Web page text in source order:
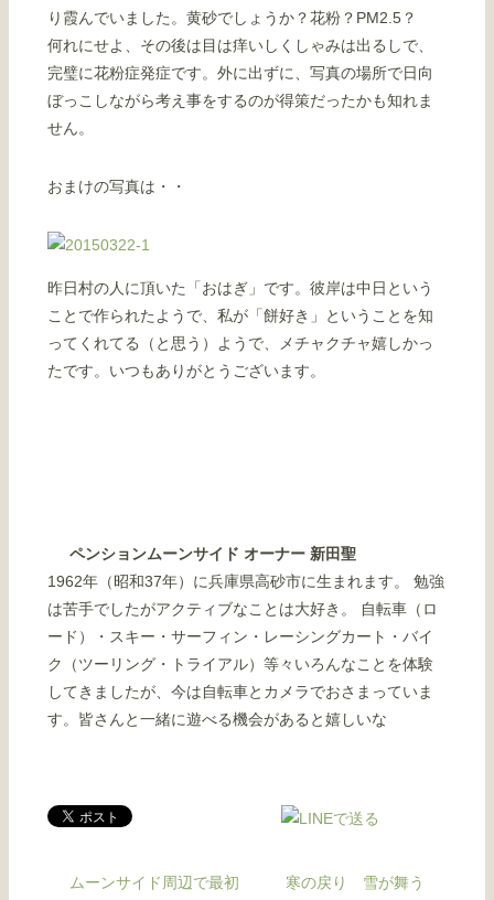
り霞んでいました。黄砂でしょうか？花粉？PM2.5？
何れにせよ、その後は目は痒いしくしゃみは出るしで、
完璧に花粉症発症です。外に出ずに、写真の場所で日向
ぼっこしながら考え事をするのが得策だったかも知れま
せん。
おまけの写真は・・
昨日村の人に頂いた「おはぎ」です。彼岸は中日という
ことで作られたようで、私が「餅好き」ということを知
ってくれてる（と思う）ようで、メチャクチャ嬉しかっ
たです。いつもありがとうございます。
ペンションムーンサイド オーナー 新田聖
1962年（昭和37年）に兵庫県高砂市に生まれます。 勉強
は苦手でしたがアクティブなことは大好き。 自転車（ロ
ード）・スキー・サーフィン・レーシングカート・バイ
ク（ツーリング・トライアル）等々いろんなことを体験
してきましたが、今は自転車とカメラでおさまっていま
す。皆さんと一緒に遊べる機会があると嬉しいな
ムーンサイド周辺で最初
寒の戻り 雪が舞う